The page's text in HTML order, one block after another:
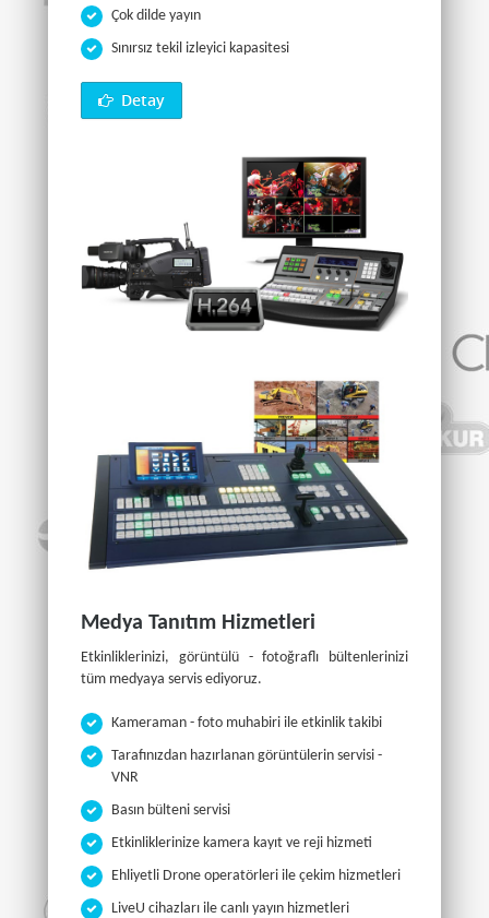
Çok dilde yayın
Sınırsız tekil izleyici kapasitesi
Detay
Medya Tanıtım Hizmetleri
Etkinliklerinizi, görüntülü - fotoğraflı bültenlerinizi
tüm medyaya servis ediyoruz.
Kameraman - foto muhabiri ile etkinlik takibi
Tarafınızdan hazırlanan görüntülerin servisi -
VNR
Basın bülteni servisi
Etkinliklerinize kamera kayıt ve reji hizmeti
Ehliyetli Drone operatörleri ile çekim hizmetleri
LiveU cihazları ile canlı yayın hizmetleri